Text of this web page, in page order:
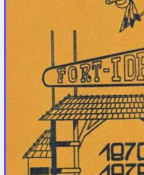
Ephémérides Souge
Exercice N'DIAMBOUR II
Exercice Katcha Mayu
1er RCP PSO en stage
Musique 11° Division
Camp de Souge
Témoignages 1971
la FINUL 1980